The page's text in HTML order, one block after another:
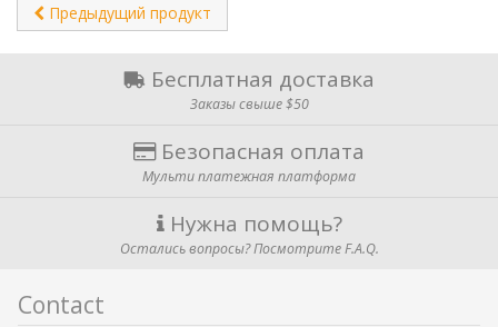
Предыдущий продукт
Бесплатная доставка
Заказы свыше $50
Безопасная оплата
Мульти платежная платформа
Нужна помощь?
Остались вопросы? Посмотрите F.A.Q.
Contact